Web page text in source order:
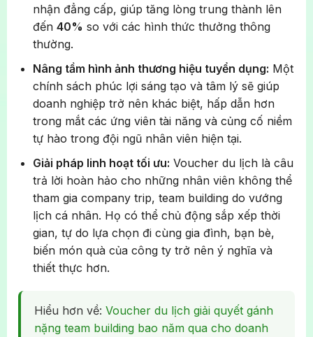
nhận đẳng cấp, giúp tăng lòng trung thành lên
đến 40% so với các hình thức thưởng thông
thường.
Nâng tầm hình ảnh thương hiệu tuyển dụng: Một
chính sách phúc lợi sáng tạo và tâm lý sẽ giúp
doanh nghiệp trở nên khác biệt, hấp dẫn hơn
trong mắt các ứng viên tài năng và củng cố niềm
tự hào trong đội ngũ nhân viên hiện tại.
Giải pháp linh hoạt tối ưu: Voucher du lịch là câu
trả lời hoàn hảo cho những nhân viên không thể
tham gia company trip, team building do vướng
lịch cá nhân. Họ có thể chủ động sắp xếp thời
gian, tự do lựa chọn đi cùng gia đình, bạn bè,
biến món quà của công ty trở nên ý nghĩa và
thiết thực hơn.
Hiểu hơn về: Voucher du lịch giải quyết gánh
nặng team building bao năm qua cho doanh